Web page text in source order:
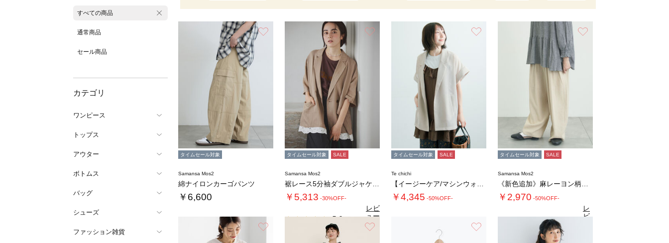
すべての商品
通常商品
セール商品
カテゴリ
ワンピース
トップス
アウター
ボトムス
バッグ
シューズ
ファッション雑貨
タイムセール対象
Samansa Mos2
綿ナイロンカーゴパンツ
￥6,600
タイムセール対象 SALE
Samansa Mos2
￥5,313 -30%OFF-
5.0（1）
レビ
ュー
を見
る
タイムセール対象 SALE
Te chichi
￥4,345 -50%OFF-
タイムセール対象 SALE
Samansa Mos2
￥2,970 -50%OFF-
4.6（31）
レ
ビ